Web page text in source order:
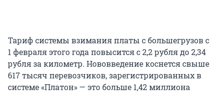
Тариф системы взимания платы с большегрузов с
1 февраля этого года повысится с 2,2 рубля до 2,34
рубля за километр. Нововведение коснется свыше
617 тысяч перевозчиков, зарегистрированных в
системе «Платон» — это больше 1,42 миллиона